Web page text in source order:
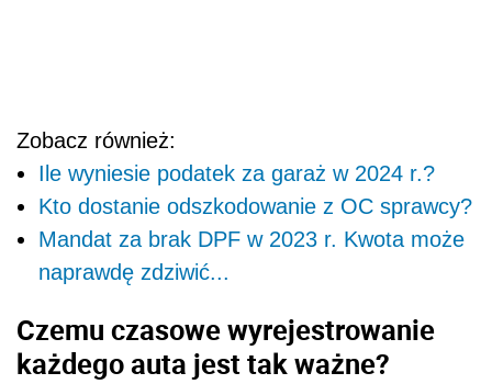
Zobacz również:
Ile wyniesie podatek za garaż w 2024 r.?
Kto dostanie odszkodowanie z OC sprawcy?
Mandat za brak DPF w 2023 r. Kwota może
naprawdę zdziwić...
Czemu czasowe wyrejestrowanie
każdego auta jest tak ważne?